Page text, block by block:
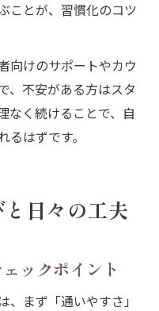
ことが、習慣化のコツ
向けのサポートやカウ
、不安がある方はスタ
なく続けることで、自
はずです。
日々の工夫
ックポイント
まず「通いやすさ」